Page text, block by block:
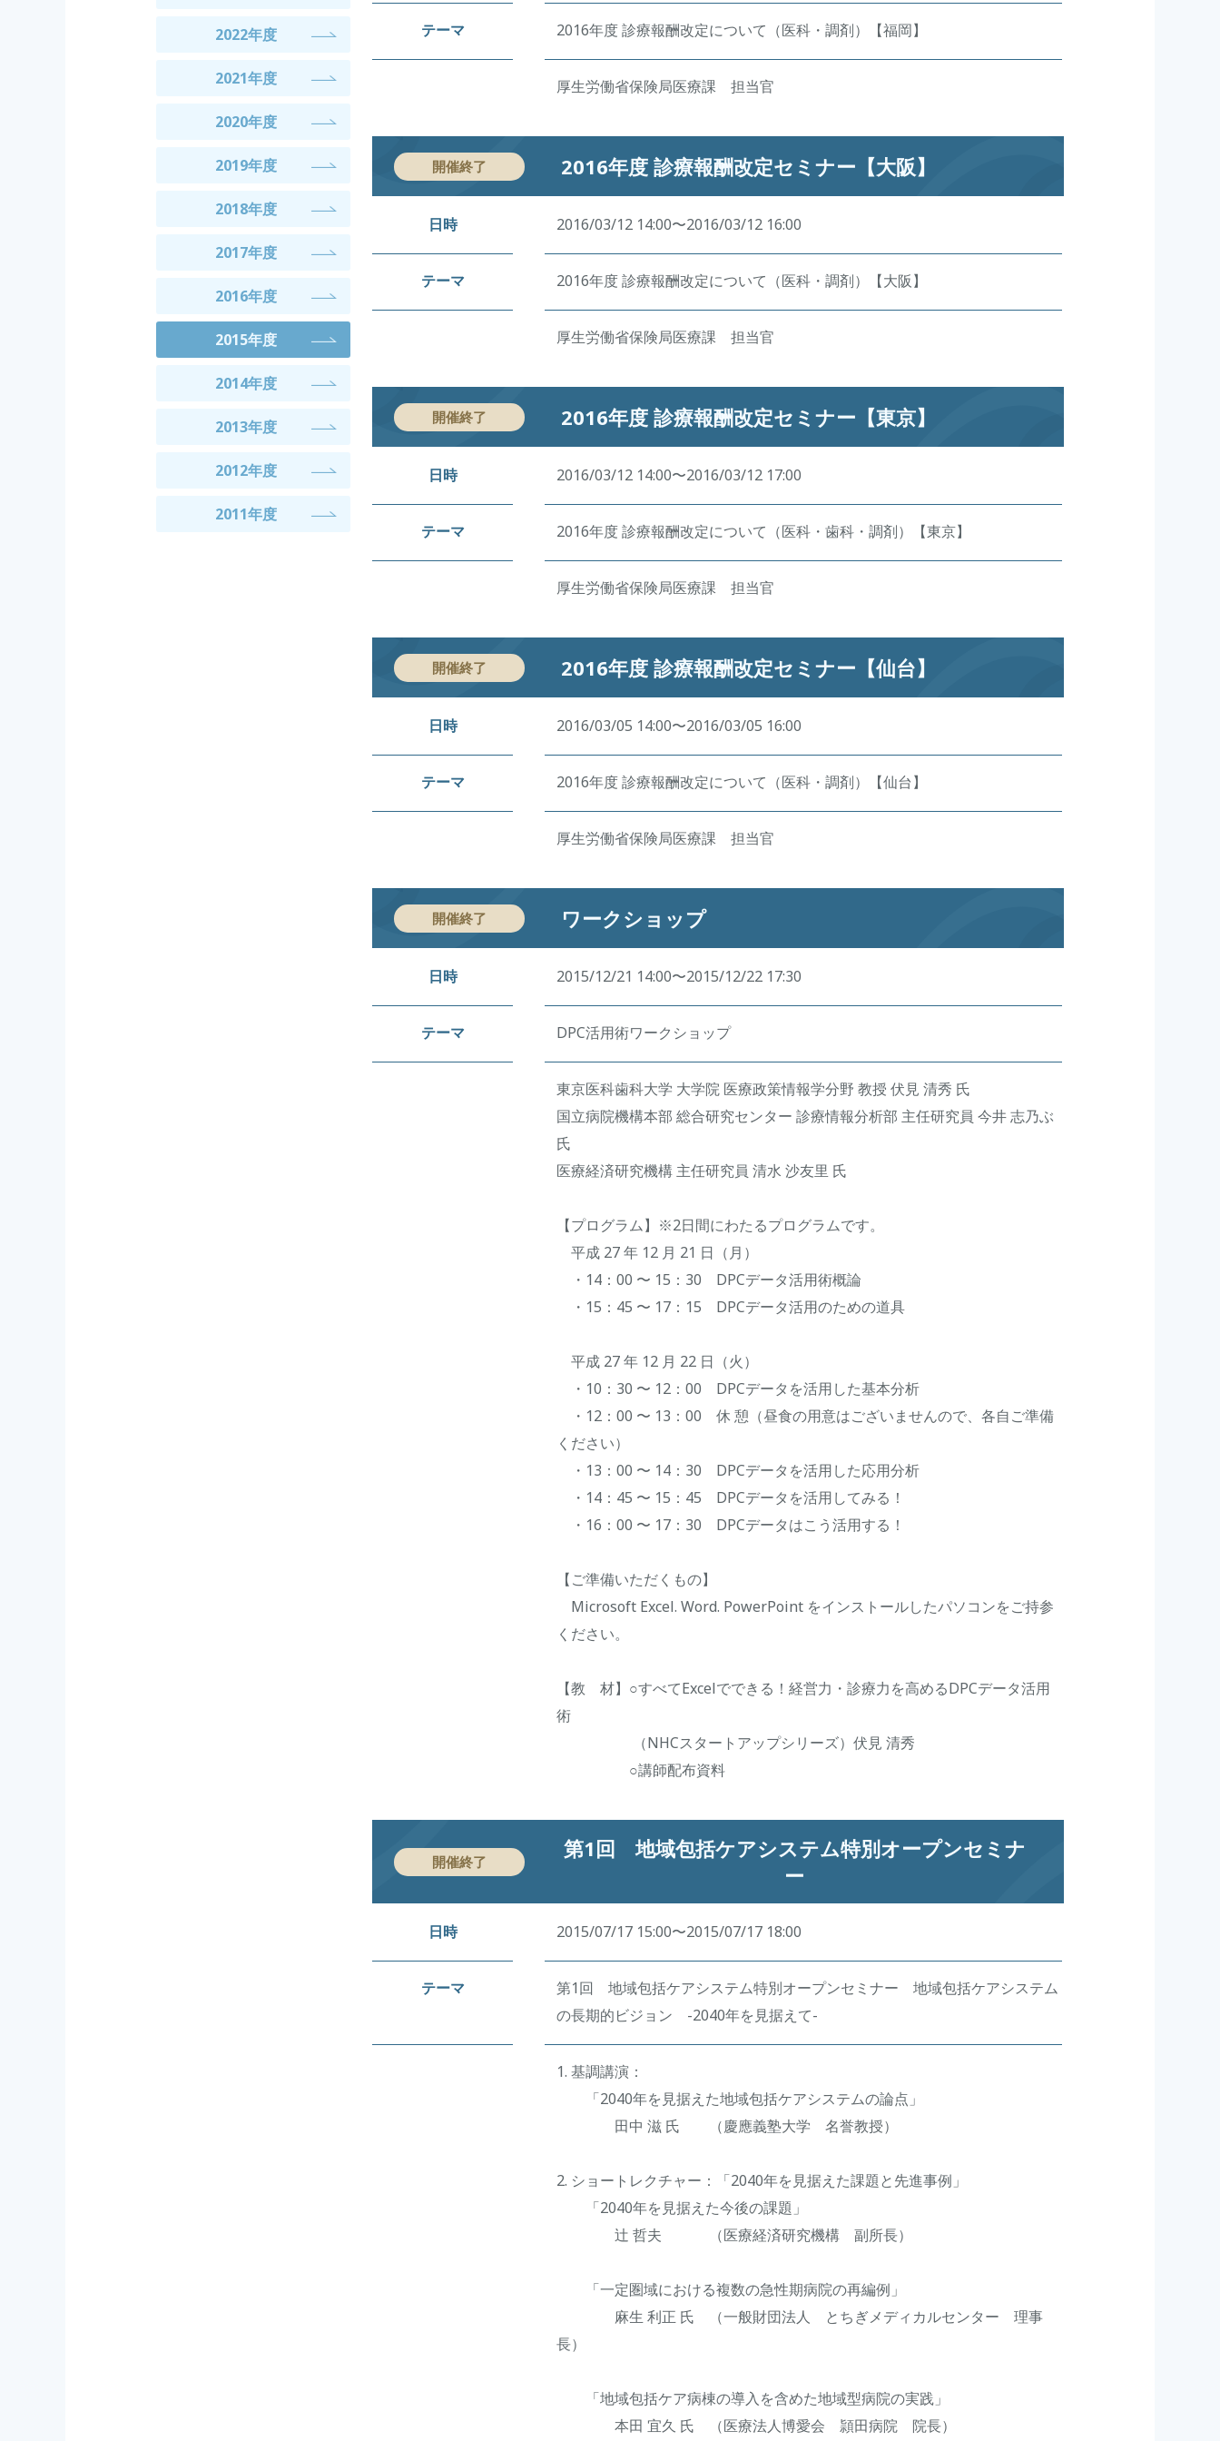
2022年度
2021年度
2020年度
2019年度
2018年度
2017年度
2016年度
2015年度
2014年度
2013年度
2012年度
2011年度
テーマ 2016年度 診療報酬改定について（医科・調剤）【福岡】
厚生労働省保険局医療課 担当官
開催終了 2016年度 診療報酬改定セミナー【大阪】
日時 2016/03/12 14:00〜2016/03/12 16:00
テーマ 2016年度 診療報酬改定について（医科・調剤）【大阪】
厚生労働省保険局医療課 担当官
開催終了 2016年度 診療報酬改定セミナー【東京】
日時 2016/03/12 14:00〜2016/03/12 17:00
テーマ 2016年度 診療報酬改定について（医科・歯科・調剤）【東京】
厚生労働省保険局医療課 担当官
開催終了 2016年度 診療報酬改定セミナー【仙台】
日時 2016/03/05 14:00〜2016/03/05 16:00
テーマ 2016年度 診療報酬改定について（医科・調剤）【仙台】
厚生労働省保険局医療課 担当官
開催終了 ワークショップ
日時 2015/12/21 14:00〜2015/12/22 17:30
テーマ DPC活用術ワークショップ
東京医科歯科大学 大学院 医療政策情報学分野 教授 伏見 清秀 氏
国立病院機構本部 総合研究センター 診療情報分析部 主任研究員 今井 志乃ぶ
氏
医療経済研究機構 主任研究員 清水 沙友里 氏
【プログラム】※2日間にわたるプログラムです。
平成 27 年 12 月 21 日（月）
・14：00 〜 15：30 DPCデータ活用術概論
・15：45 〜 17：15 DPCデータ活用のための道具
平成 27 年 12 月 22 日（火）
・10：30 〜 12：00 DPCデータを活用した基本分析
・12：00 〜 13：00 休 憩（昼食の用意はございませんので、各自ご準備
ください）
・13：00 〜 14：30 DPCデータを活用した応用分析
・14：45 〜 15：45 DPCデータを活用してみる！
・16：00 〜 17：30 DPCデータはこう活用する！
【ご準備いただくもの】
Microsoft Excel. Word. PowerPoint をインストールしたパソコンをご持参
ください。
【教 材】○すべてExcelでできる！経営力・診療力を高めるDPCデータ活用
術
（NHCスタートアップシリーズ）伏見 清秀
○講師配布資料
開催終了
第1回 地域包括ケアシステム特別オープンセミナ
ー
日時 2015/07/17 15:00〜2015/07/17 18:00
テーマ
第1回 地域包括ケアシステム特別オープンセミナー 地域包括ケアシステム
の長期的ビジョン -2040年を見据えて-
1. 基調講演：
「2040年を見据えた地域包括ケアシステムの論点」
田中 滋 氏 （慶應義塾大学 名誉教授）
2. ショートレクチャー：「2040年を見据えた課題と先進事例」
「2040年を見据えた今後の課題」
辻 哲夫 （医療経済研究機構 副所長）
「一定圏域における複数の急性期病院の再編例」
麻生 利正 氏 （一般財団法人 とちぎメディカルセンター 理事
長）
「地域包括ケア病棟の導入を含めた地域型病院の実践」
本田 宜久 氏 （医療法人博愛会 頴田病院 院長）